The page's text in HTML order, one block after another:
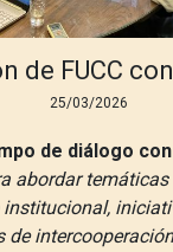
de FUCC
25/03/2026
de diálogo
abordar